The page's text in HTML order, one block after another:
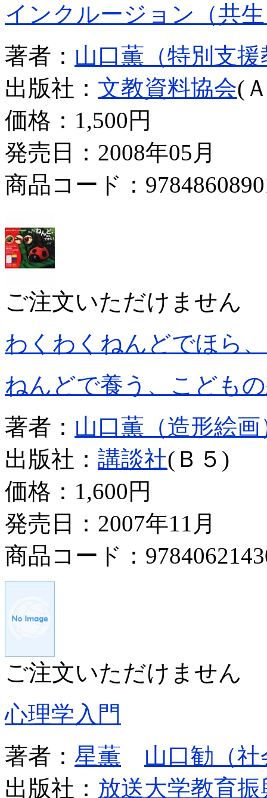
インクルージョン（共
著者： 山口薫（特別支
出版社： 文教資料協会(
価格： 1,500円
発売日：2008年05月
商品コード：
ご注文いただけません
わくわくねんどでほら
ねんどで養う、こども
著者： 山口薫（造形絵画
出版社： 講談社(Ｂ５)
価格： 1,600円
発売日：2007年11月
商品コード：
ご注文いただけません
心理学入門
著者： 星薫
山口勧（
出版社： 放送大学教育振